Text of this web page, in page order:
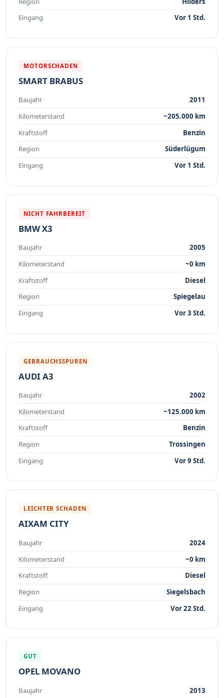
Eingang
Vor 1 Std.
MOTORSCHADEN
SMART BRABUS
Baujahr
2011
Kilometerstand
~205.000 km
Kraftstoff
Benzin
Region
Süderlügum
Eingang
Vor 1 Std.
NICHT FAHRBEREIT
BMW X3
Baujahr
2005
Kilometerstand
~0 km
Kraftstoff
Diesel
Region
Spiegelau
Eingang
Vor 3 Std.
GEBRAUCHSSPUREN
AUDI A3
Baujahr
2002
Kilometerstand
~125.000 km
Kraftstoff
Benzin
Region
Trossingen
Eingang
Vor 9 Std.
LEICHTER SCHADEN
AIXAM CITY
Baujahr
2024
Kilometerstand
~0 km
Kraftstoff
Diesel
Region
Siegelsbach
Eingang
Vor 22 Std.
GUT
OPEL MOVANO
Baujahr
2013